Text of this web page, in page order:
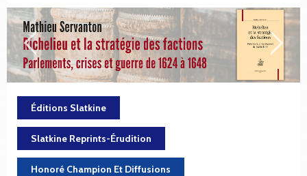
Éditions Slatkine
Slatkine Reprints-Érudition
Honoré Champion Et Diffusions